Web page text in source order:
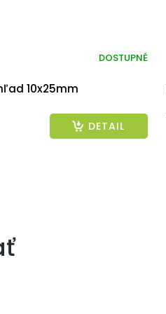
10x25mm
DOSTUPNÉ
DETAIL